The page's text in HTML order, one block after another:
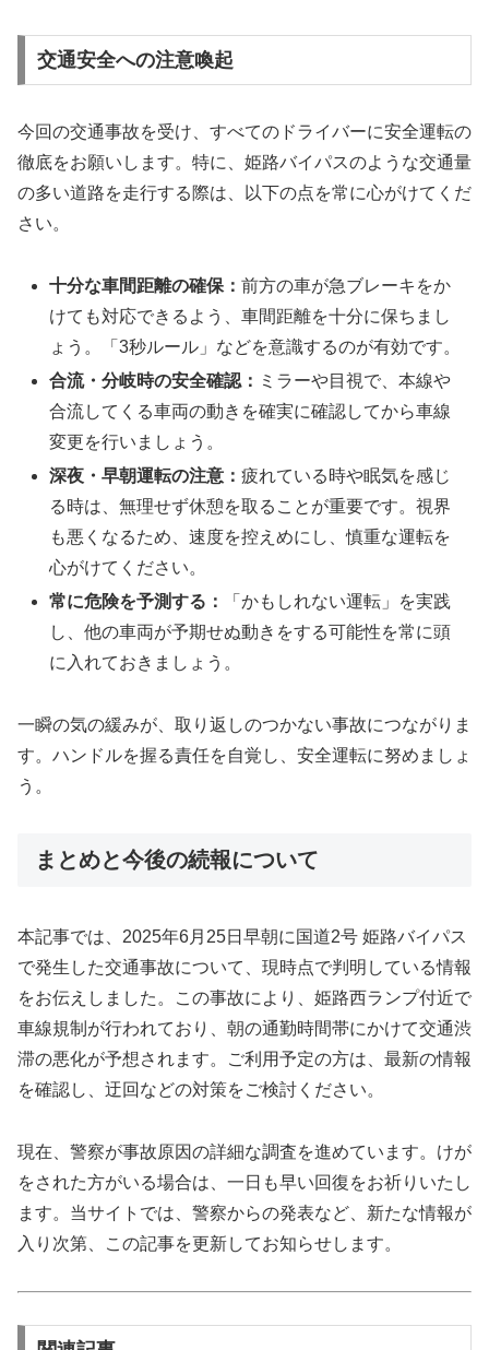
交通安全への注意喚起
今回の交通事故を受け、すべてのドライバーに安全運転の
徹底をお願いします。特に、姫路バイパスのような交通量
の多い道路を走行する際は、以下の点を常に心がけてくだ
さい。
十分な車間距離の確保：前方の車が急ブレーキをか
けても対応できるよう、車間距離を十分に保ちまし
ょう。「3秒ルール」などを意識するのが有効です。
合流・分岐時の安全確認： ミラーや目視で、本線や
合流してくる車両の動きを確実に確認してから車線
変更を行いましょう。
深夜・早朝運転の注意：疲れている時や眠気を感じ
る時は、無理せず休憩を取ることが重要です。視界
も悪くなるため、速度を控えめにし、慎重な運転を
心がけてください。
常に危険を予測する：
「かもしれない運転」を実践
し、他の車両が予期せぬ動きをする可能性を常に頭
に入れておきましょう。
一瞬の気の緩みが、取り返しのつかない事故につながりま
す。ハンドルを握る責任を自覚し、安全運転に努めましょ
う。
まとめと今後の続報について
本記事では、2025年6月25日早朝に国道2号 姫路バイパス
で発生した交通事故について、現時点で判明している情報
をお伝えしました。この事故により、姫路西ランプ付近で
車線規制が行われており、朝の通勤時間帯にかけて交通渋
滞の悪化が予想されます。ご利用予定の方は、最新の情報
を確認し、迂回などの対策をご検討ください。
現在、警察が事故原因の詳細な調査を進めています。けが
をされた方がいる場合は、一日も早い回復をお祈りいたし
ます。当サイトでは、警察からの発表など、新たな情報が
入り次第、この記事を更新してお知らせします。